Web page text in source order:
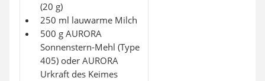
(20 g)
250 ml lauwarme Milch
500 g AURORA
Sonnenstern-Mehl (Type
405) oder AURORA
Urkraft des Keimes